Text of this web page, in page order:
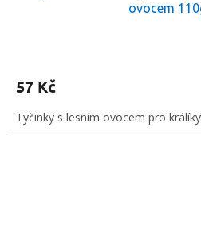
ovocem
57 Kč
Tyčinky s lesním ovocem pro